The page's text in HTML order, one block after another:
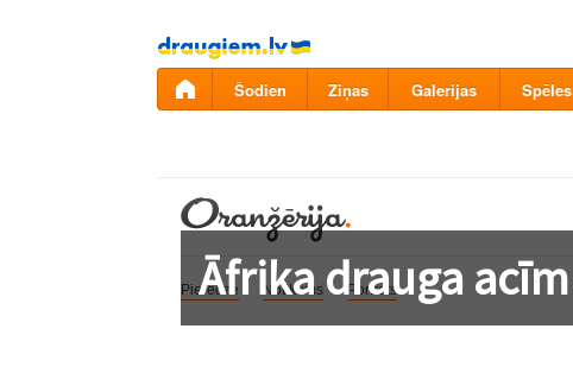
Pāriet
uz
saturu
Šodien Ziņas Galerijas Spēles
Pieredze Notikums Portrets
Āfrika drauga acīm